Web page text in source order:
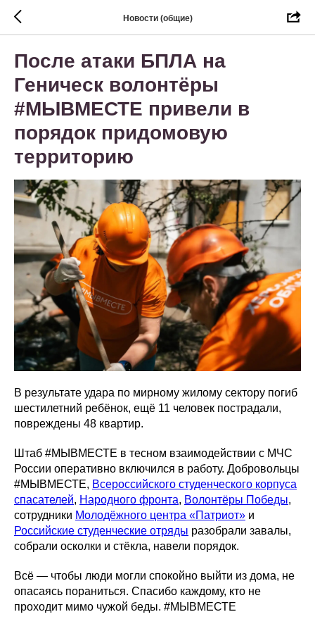
Новости (общие)
После атаки БПЛА на
Геническ волонтёры
#МЫВМЕСТЕ привели в
порядок придомовую
территорию
В результате удара по мирному жилому сектору погиб
шестилетний ребёнок, ещё 11 человек пострадали,
повреждены 48 квартир.
Штаб #МЫВМЕСТЕ в тесном взаимодействии с МЧС
России оперативно включился в работу. Добровольцы
#МЫВМЕСТЕ, Всероссийского студенческого корпуса
спасателей, Народного фронта, Волонтёры Победы,
сотрудники Молодёжного центра «Патриот» и
Российские студенческие отряды разобрали завалы,
собрали осколки и стёкла, навели порядок.
Всё — чтобы люди могли спокойно выйти из дома, не
опасаясь пораниться. Спасибо каждому, кто не
проходит мимо чужой беды. #МЫВМЕСТЕ